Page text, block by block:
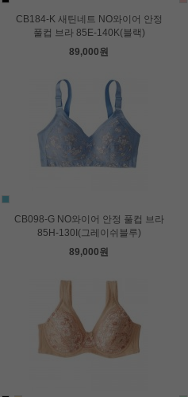
CB184-K 새틴네트 NO와이어 안정
풀컵 브라 85E-140K(블랙)
89,000원
CB098-G NO와이어 안정 풀컵 브라
85H-130I(그레이쉬블루)
89,000원